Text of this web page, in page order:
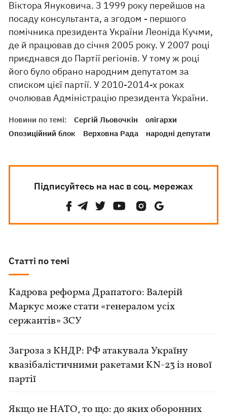
Віктора Януковича. З 1999 року перейшов на
посаду консультанта, а згодом - першого
помічника президента України Леоніда Кучми,
де й працював до січня 2005 року. У 2007 році
приєднався до Партії регіонів. У тому ж році
його було обрано народним депутатом за
списком цієї партії. У 2010-2014-х роках
очолював Адміністрацію президента України.
Новини по темі: Сергій Льовочкін
олігархи
Опозиційний блок
Верховна Рада народні депутати
Підписуйтесь на нас в соц. мережах
Статті по темі
Кадрова реформа Драпатого: Валерій
Маркус може стати «генералом усіх
сержантів» ЗСУ
Загроза з КНДР: РФ атакувала Україну
квазібалістичними ракетами KN-23 із нової
партії
Якщо не НАТО, то що: до яких оборонних